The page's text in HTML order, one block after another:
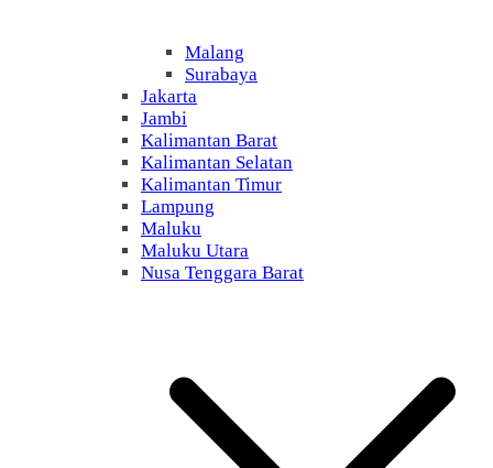
Malang
Surabaya
Jakarta
Jambi
Kalimantan Barat
Kalimantan Selatan
Kalimantan Timur
Lampung
Maluku
Maluku Utara
Nusa Tenggara Barat